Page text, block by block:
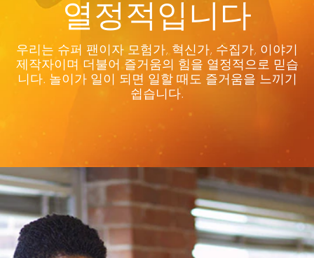
열정적입니다
우리는 슈퍼 팬이자 모험가, 혁신가, 수집가, 이야기
제작자이며 더불어 즐거움의 힘을 열정적으로 믿습
니다. 놀이가 일이 되면 일할 때도 즐거움을 느끼기
쉽습니다.